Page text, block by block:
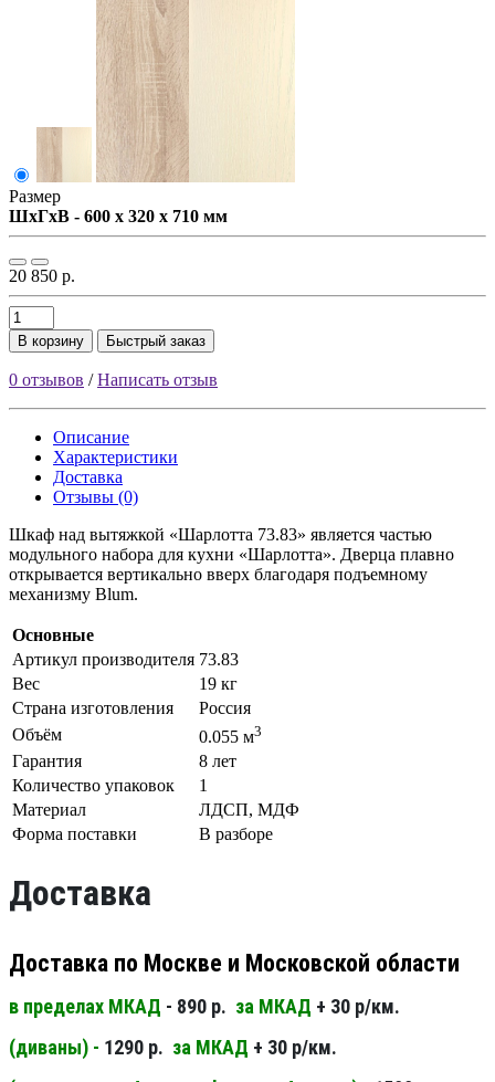
Размер
ШxГxВ - 600 x 320 x 710 мм
20 850 р.
В корзину Быстрый заказ
0 отзывов /Написать отзыв
Описание
Характеристики
Доставка
Отзывы (0)
Шкаф над вытяжкой «Шарлотта 73.83» является частью
модульного набора для кухни «Шарлотта». Дверца плавно
открывается вертикально вверх благодаря подъемному
механизму Blum.
Основные
Артикул производителя 73.83
Вес
19 кг
Страна изготовления
Россия
Объём
0.055 м3
Гарантия
8 лет
Количество упаковок
1
Материал
ЛДСП, МДФ
Форма поставки
В разборе
Доставка
Доставка по Москве и Московской области
в пределах МКАД - 890 р. за МКАД + 30 р/км.
(диваны) - 1290 р. за МКАД + 30 р/км.